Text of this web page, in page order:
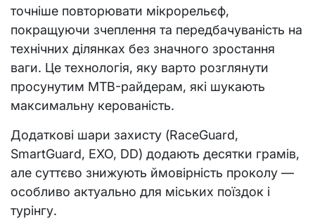
точніше повторювати мікрорельєф,
покращуючи зчеплення та передбачуваність на
технічних ділянках без значного зростання
ваги. Це технологія, яку варто розглянути
просунутим MTB-райдерам, які шукають
максимальну керованість.
Додаткові шари захисту (RaceGuard,
SmartGuard, EXO, DD) додають десятки грамів,
але суттєво знижують ймовірність проколу —
особливо актуально для міських поїздок і
турінгу.